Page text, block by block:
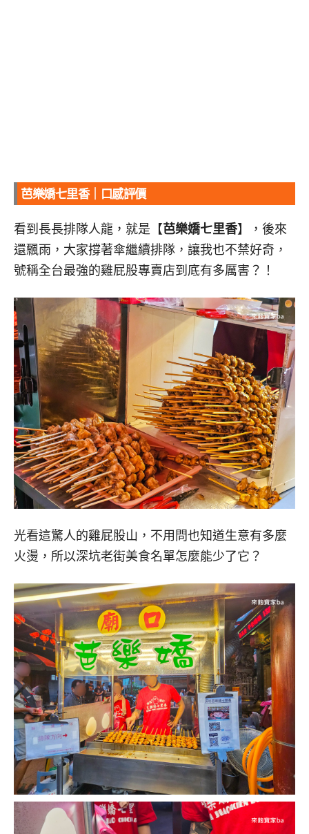
芭樂嬌七里香｜口感評價
看到長長排隊人龍，就是【芭樂嬌七里香】，後來
還飄雨，大家撐著傘繼續排隊，讓我也不禁好奇，
號稱全台最強的雞屁股專賣店到底有多厲害？！
光看這驚人的雞屁股山，不用問也知道生意有多麼
火燙，所以深坑老街美食名單怎麼能少了它？